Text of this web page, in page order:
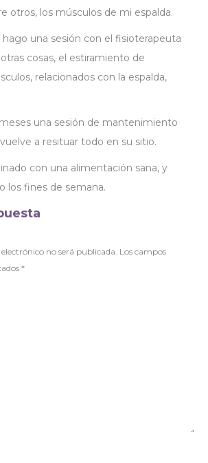
otros, los músculos de mi espalda.
hago una sesión con el fisioterapeuta
cosas, el estiramiento de
relacionados con la espalda,
una sesión de mantenimiento
a resituar todo en su sitio.
con una alimentación sana, y
los fines de semana.
no será publicada. Los campos
*